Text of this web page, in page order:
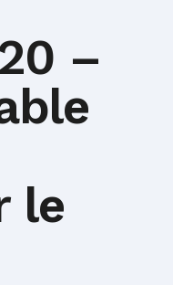
–
le